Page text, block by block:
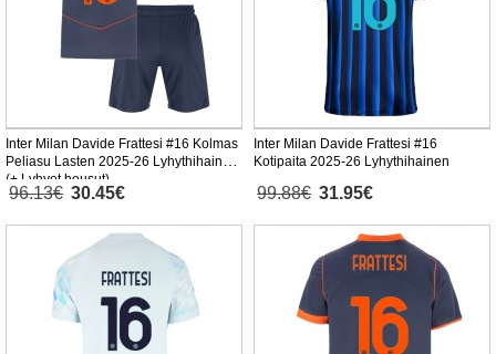
Inter Milan Davide Frattesi #16 Kolmas
Peliasu Lasten 2025-26 Lyhythihainen
(+ Lyhyet housut)
96.13€ 30.45€
Inter Milan Davide Frattesi #16
Kotipaita 2025-26 Lyhythihainen
99.88€ 31.95€